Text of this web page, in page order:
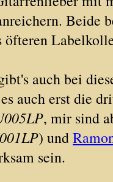
Beide
öfteren
auch bei
auch erst die
, mir sind
) und
sein.